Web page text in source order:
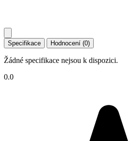
Specifikace Hodnocení (0)
Žádné specifikace nejsou k dispozici.
0.0